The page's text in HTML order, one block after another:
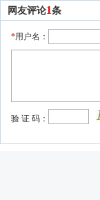
网友评论1条
*用户名：
验 证 码：